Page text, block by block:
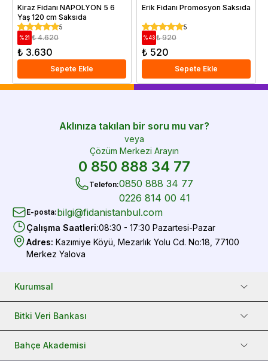
Kiraz Fidanı NAPOLYON 5 6
Yaş 120 cm Saksıda
5
%21 ₺ 4.620
₺ 3.630
Sepete Ekle
Erik Fidanı Promosyon Saksıda
5
%43 ₺ 920
₺ 520
Sepete Ekle
Aklınıza takılan bir soru mu var?
veya
Çözüm Merkezi Arayın
0 850 888 34 77
Telefon:0850 888 34 77
0226 814 00 41
E-posta:bilgi@fidanistanbul.com
Çalışma Saatleri:08:30 - 17:30 Pazartesi-Pazar
Adres: Kazımiye Köyü, Mezarlık Yolu Cd. No:18, 77100
Merkez Yalova
Kurumsal
Bitki Veri Bankası
Bahçe Akademisi